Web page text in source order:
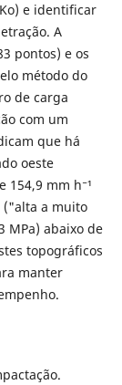
e identificar
A
pontos) e os
método do
de carga
com um
que há
oeste
154,9 mm h⁻¹
("alta a muito
MPa) abaixo de
topográficos
manter